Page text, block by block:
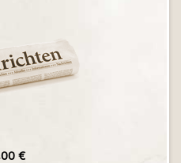
€